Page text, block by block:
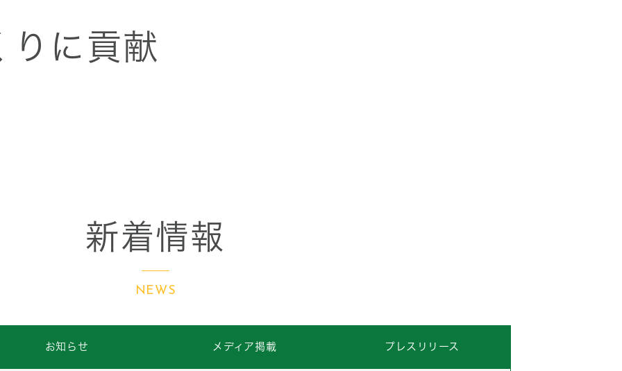
りに貢献
新着情報
NEWS
お知らせ メディア掲載 プレスリリース